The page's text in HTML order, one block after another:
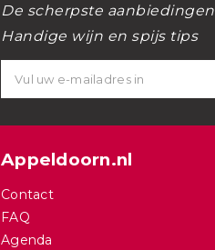
De scherpste aanbiedingen
Handige wijn en spijs tips
Appeldoorn.nl
Contact
FAQ
Agenda